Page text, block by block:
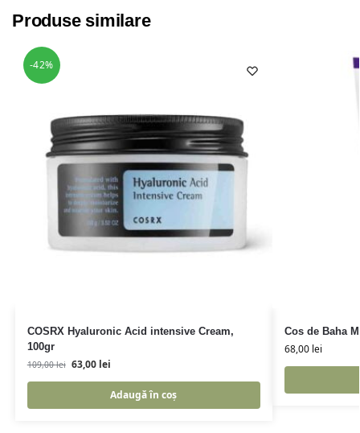
Produse similare
-42%
COSRX Hyaluronic Acid intensive Cream,
100gr
109,00lei 63,00 lei
Adaugă în coș
Cos de Baha
68,00 lei